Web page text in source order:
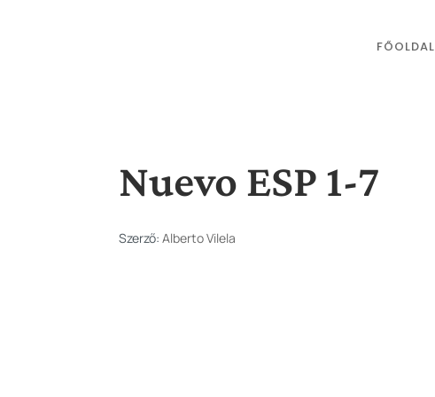
FŐOLDAL
Nuevo ESP 1-7
Szerző:Alberto Vilela